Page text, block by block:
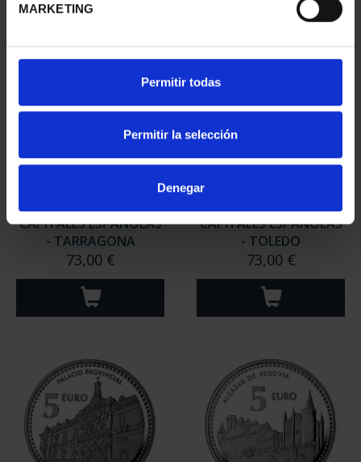
MARKETING
Permitir todas
Permitir la selección
Denegar
CAPITALES ESPAÑOLAS
- TARRAGONA
73,00 €
CAPITALES ESPAÑOLAS
- TOLEDO
73,00 €